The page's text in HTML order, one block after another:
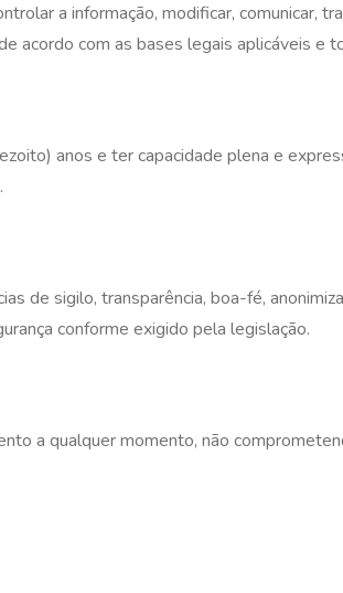
a informação, modificar, comunicar,
acordo com as bases legais aplicáveis e
anos e ter capacidade plena e
de sigilo, transparência, boa-fé,
conforme exigido pela legislação.
a qualquer momento, não